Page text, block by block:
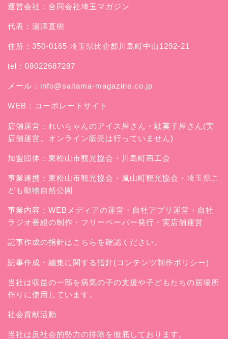
運営会社：合同会社埼玉マガジン
代表：湯澤直樹
住所：350-0165 埼玉県比企郡川島町中山1292-21
tel：08022687287
メール： info@saitama-magazine.co.jp
WEB： コーポレートサイト
店舗運営： れいちゃんのアイス屋さん ・駄菓子屋さん(実
店舗運営。オンライン販売は行っていません)
加盟団体：東松山市観光協会・川島町商工会
事業連携：東松山市観光協会・嵐山町観光協会・埼玉県こ
ども動物自然公園
事業内容：WEBメディアの運営・自社アプリ運営・自社
ラジオ番組の制作・フリーペーパー発行・実店舗運営
記事作成の指針はこちらを確認ください。
記事作成・編集に関する指針(コンテンツ制作ポリシー)
当社は収益の一部を病気の子の支援や子どもたちの居場所
作りに使用しています。
社会貢献活動
当社は反社会的勢力の排除を徹底しております。